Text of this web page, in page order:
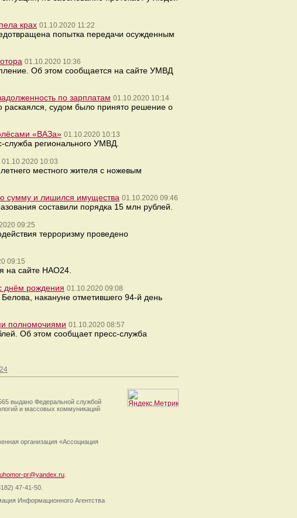
крах 01.10.2020 11:22
попытка передачи осужденным
01.10.2020 10:36
Об этом сообщается на сайте УМВД
по зарплатам 01.10.2020 10:14
раскаялся, судом было принято решение о
«ВАЗа» 01.10.2020 10:13
регионального УМВД.
01.10.2020 10:03
местного жителя с ножевым
сумму и лишился имущества 01.10.2020 09:46
составили порядка 15 млн рублей.
09:25
терроризму проведено
09:15
на сайте НАО24.
днём рождения 01.10.2020 09:08
накануне отметившего 94-й день
полномочиями 01.10.2020 08:57
Об этом сообщает пресс-служба
выдано Федеральной службой
и массовых коммуникаций
организация «Ассоциация
pr@yandex.ru
47-41-50.
Информационного Агентства